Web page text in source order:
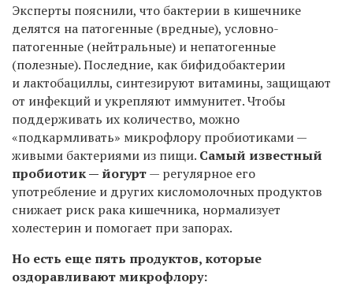
Эксперты пояснили, что бактерии в кишечнике
делятся на патогенные (вредные), условно-
патогенные (нейтральные) и непатогенные
(полезные). Последние, как бифидобактерии
и лактобациллы, синтезируют витамины, защищают
от инфекций и укрепляют иммунитет. Чтобы
поддерживать их количество, можно
«подкармливать» микрофлору пробиотиками —
живыми бактериями из пищи. Самый известный
пробиотик — йогурт— регулярное его
употребление и других кисломолочных продуктов
снижает риск рака кишечника, нормализует
холестерин и помогает при запорах.
Но есть еще пять продуктов, которые
оздоравливают микрофлору: